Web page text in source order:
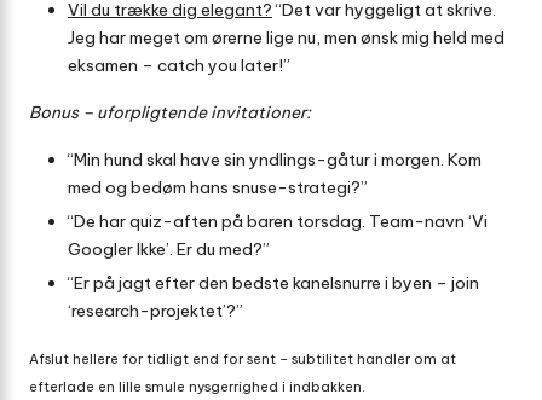
Vil du trække dig elegant?“Det var hyggeligt at skrive.
Jeg har meget om ørerne lige nu, men ønsk mig held med
eksamen – catch you later!”
Bonus – uforpligtende invitationer:
“Min hund skal have sin yndlings-gåtur i morgen. Kom
med og bedøm hans snuse-strategi?”
“De har quiz-aften på baren torsdag. Team-navn ‘Vi
Googler Ikke’. Er du med?”
“Er på jagt efter den bedste kanel­snurre i byen – join
‘research-projektet’?”
Afslut hellere for tidligt end for sent – subtilitet handler om at
efterlade en lille smule nysgerrighed i indbakken.